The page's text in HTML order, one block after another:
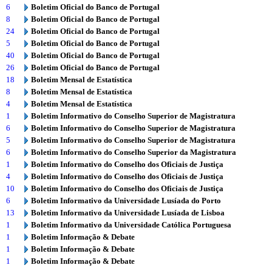
6
Boletim Oficial do Banco de Portugal
8
Boletim Oficial do Banco de Portugal
24
Boletim Oficial do Banco de Portugal
5
Boletim Oficial do Banco de Portugal
40
Boletim Oficial do Banco de Portugal
26
Boletim Oficial do Banco de Portugal
18
Boletim Mensal de Estatística
8
Boletim Mensal de Estatística
4
Boletim Mensal de Estatística
1
Boletim Informativo do Conselho Superior de Magistratura
6
Boletim Informativo do Conselho Superior de Magistratura
5
Boletim Informativo do Conselho Superior de Magistratura
6
Boletim Informativo do Conselho Superior da Magistratura
1
Boletim Informativo do Conselho dos Oficiais de Justiça
4
Boletim Informativo do Conselho dos Oficiais de Justiça
10
Boletim Informativo do Conselho dos Oficiais de Justiça
6
Boletim Informativo da Universidade Lusíada do Porto
13
Boletim Informativo da Universidade Lusíada de Lisboa
1
Boletim Informativo da Universidade Católica Portuguesa
1
Boletim Informação & Debate
1
Boletim Informação & Debate
1
Boletim Informação & Debate